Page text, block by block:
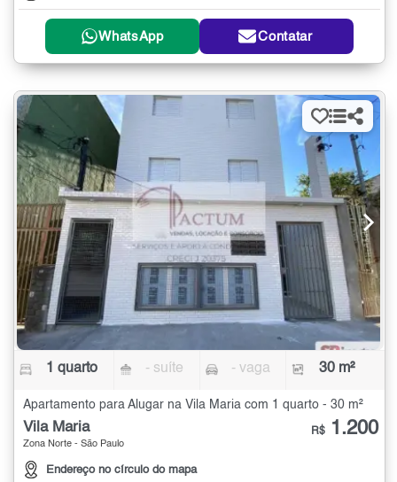
WhatsApp Contatar
1 quarto - suíte - vaga 30 m²
Apartamento para Alugar na Vila Maria com 1 quarto - 30 m²
Vila Maria
Zona Norte - São Paulo
Endereço no círculo do mapa
R$ 1.200